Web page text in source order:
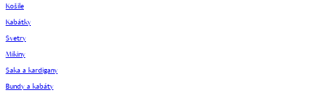
Košile
Kabátky
Svetry
Mikiny
Saka a kardigany
Bundy a kabáty